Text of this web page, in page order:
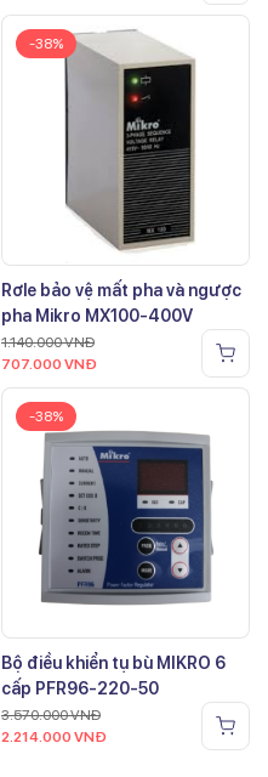
-38%
Rơle bảo vệ mất pha và ngược
pha Mikro MX100-400V
1.140.000VNĐ
707.000 VNĐ
-38%
Bộ điều khiển tụ bù MIKRO 6
cấp PFR96-220-50
3.570.000VNĐ
2.214.000 VNĐ